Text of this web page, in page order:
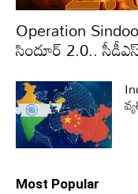
Operation
సిందూర్ 2.0..
Most Popular